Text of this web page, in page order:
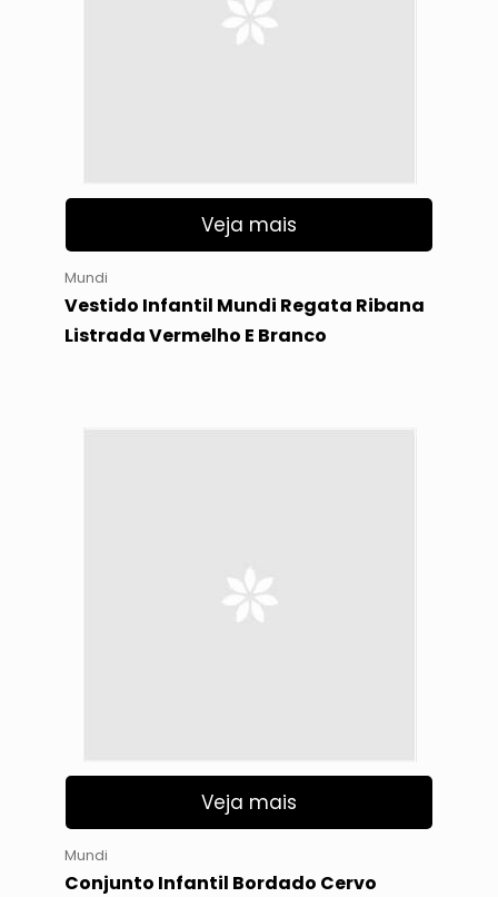
Veja mais
Mundi
Vestido Infantil Mundi Regata Ribana
Listrada Vermelho E Branco
Veja mais
Mundi
Conjunto Infantil Bordado Cervo